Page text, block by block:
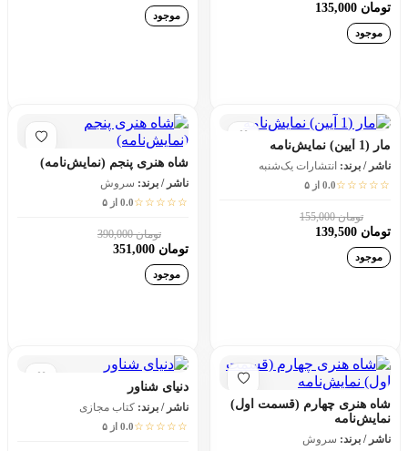
تومان 135,000
موجود
موجود
مار (1 آیین) نمایش‌نامه
ناشر / برند: انتشارات یک‌شنبه
☆☆☆☆☆0.0 از ۵
تومان 155,000
تومان 139,500
موجود
شاه هنری پنجم (نمایش‌نامه)
ناشر / برند: سروش
☆☆☆☆☆0.0 از ۵
تومان 390,000
تومان 351,000
موجود
شاه هنری چهارم (قسمت اول)
نمایش‌نامه
ناشر / برند: سروش
دنیای شناور
ناشر / برند: کتاب مجازی
☆☆☆☆☆0.0 از ۵